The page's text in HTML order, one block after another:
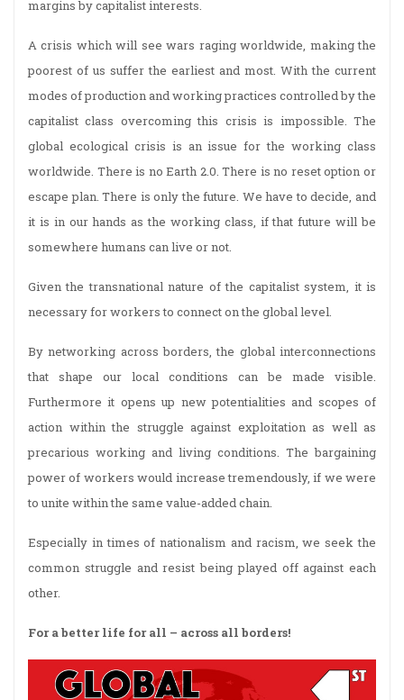
margins by capitalist interests.
A crisis which will see wars raging worldwide, making the
poorest of us suffer the earliest and most. With the current
modes of production and working practices controlled by the
capitalist class overcoming this crisis is impossible. The
global ecological crisis is an issue for the working class
worldwide. There is no Earth 2.0. There is no reset option or
escape plan. There is only the future. We have to decide, and
it is in our hands as the working class, if that future will be
somewhere humans can live or not.
Given the transnational nature of the capitalist system, it is
necessary for workers to connect on the global level.
By networking across borders, the global interconnections
that shape our local conditions can be made visible.
Furthermore it opens up new potentialities and scopes of
action within the struggle against exploitation as well as
precarious working and living conditions. The bargaining
power of workers would increase tremendously, if we were
to unite within the same value-added chain.
Especially in times of nationalism and racism, we seek the
common struggle and resist being played off against each
other.
For a better life for all – across all borders!